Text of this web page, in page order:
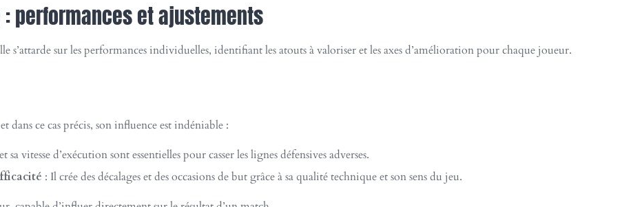
performances et ajustements
s’attarde sur les performances individuelles, identifiant les atouts à valoriser et les axes d’amélioration pour chaque joueur.
dans ce cas précis, son influence est indéniable :
sa vitesse d’exécution sont essentielles pour casser les lignes défensives adverses.
: Il crée des décalages et des occasions de but grâce à sa qualité technique et son sens du jeu.